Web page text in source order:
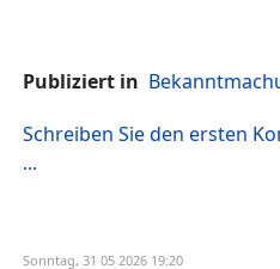
Publiziert in
Schreiben Sie den ersten
...
Sonntag, 31 05 2026 19:20